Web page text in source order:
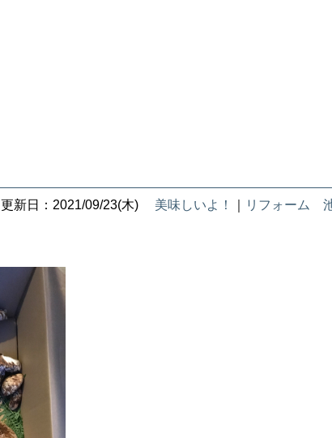
更新日：2021/09/23(木) 美味しいよ！ リフォーム